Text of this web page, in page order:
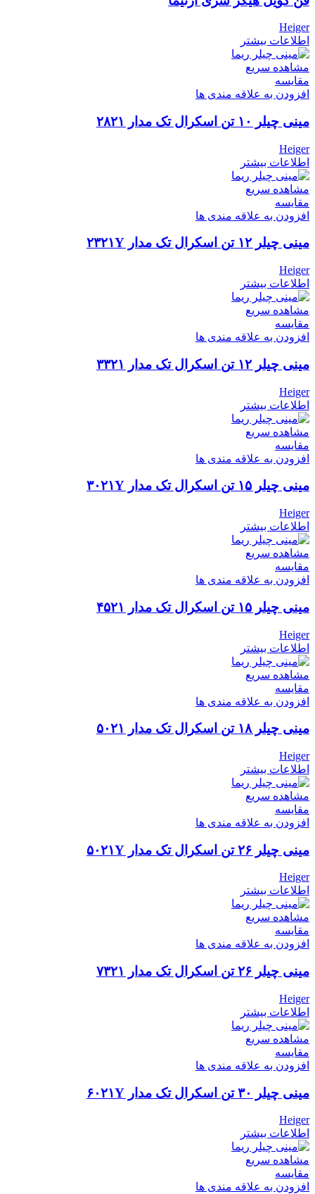
Heiger
اطلاعات بیشتر
مشاهده سریع
مقایسه
افزودن به علاقه مندی ها
مینی چیلر ۱۰ تن اسکرال تک مدار ۲۸۲۱
Heiger
اطلاعات بیشتر
مشاهده سریع
مقایسه
افزودن به علاقه مندی ها
مینی چیلر ۱۲ تن اسکرال تک مدار ۲۳۲۱Y
Heiger
اطلاعات بیشتر
مشاهده سریع
مقایسه
افزودن به علاقه مندی ها
مینی چیلر ۱۲ تن اسکرال تک مدار ۳۳۲۱
Heiger
اطلاعات بیشتر
مشاهده سریع
مقایسه
افزودن به علاقه مندی ها
مینی چیلر ۱۵ تن اسکرال تک مدار ۳۰۲۱Y
Heiger
اطلاعات بیشتر
مشاهده سریع
مقایسه
افزودن به علاقه مندی ها
مینی چیلر ۱۵ تن اسکرال تک مدار ۴۵۲۱
Heiger
اطلاعات بیشتر
مشاهده سریع
مقایسه
افزودن به علاقه مندی ها
مینی چیلر ۱۸ تن اسکرال تک مدار ۵۰۲۱
Heiger
اطلاعات بیشتر
مشاهده سریع
مقایسه
افزودن به علاقه مندی ها
مینی چیلر ۲۶ تن اسکرال تک مدار ۵۰۲۱Y
Heiger
اطلاعات بیشتر
مشاهده سریع
مقایسه
افزودن به علاقه مندی ها
مینی چیلر ۲۶ تن اسکرال تک مدار ۷۳۲۱
Heiger
اطلاعات بیشتر
مشاهده سریع
مقایسه
افزودن به علاقه مندی ها
مینی چیلر ۳۰ تن اسکرال تک مدار ۶۰۲۱Y
Heiger
اطلاعات بیشتر
مشاهده سریع
مقایسه
افزودن به علاقه مندی ها